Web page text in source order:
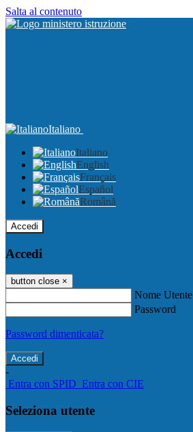
Salta al contenuto
Italiano
Italiano
English
Français
Español
Română
Accedi
Accedi
button close ×
Nome Utente
Password
Password dimenticata?
-
Entra con SPID Entra con CIE
Seleziona utente